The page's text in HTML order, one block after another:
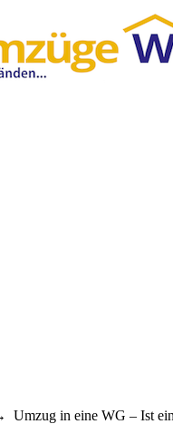
Umzug in eine WG – Ist